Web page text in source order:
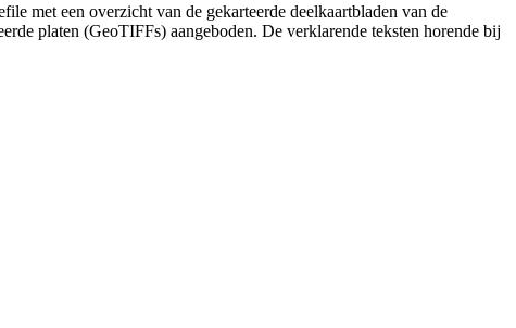
met een overzicht van de gekarteerde deelkaartbladen van de
platen (GeoTIFFs) aangeboden. De verklarende teksten horende bij